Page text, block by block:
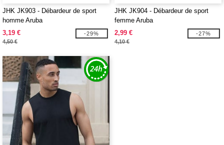
JHK JK903 - Débardeur de sport
homme Aruba
3,19 €
4,50 €
-29%
JHK JK904 - Débardeur de sport
femme Aruba
2,99 €
4,10 €
-27%